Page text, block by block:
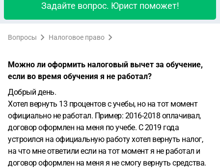
Задайте вопрос. Юрист поможет!
Вопросы Налоговое право
Можно ли оформить налоговый вычет за обучение,
если во время обучения я не работал?
Добрый день.
Хотел вернуть 13 процентов с учебы, но на тот момент
официально не работал. Пример: 2016-2018 оплачивал,
договор оформлен на меня по учебе. С 2019 года
устроился на официальную работу хотел вернуть налог,
на что мне ответили если на тот момент я не работал и
договор оформлен на меня я не смогу вернуть средства.